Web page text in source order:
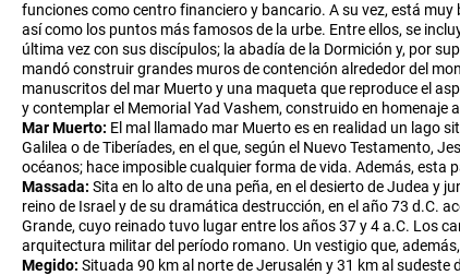
funciones como centro financiero y bancario. A su vez, está
así como los puntos más famosos de la urbe. Entre ellos, se
última vez con sus discípulos; la abadía de la Dormición y, por
mandó construir grandes muros de contención alrededor del
manuscritos del mar Muerto y una maqueta que reproduce el
y contemplar el Memorial Yad Vashem, construido en homenaje
Mar Muerto: El mal llamado mar Muerto es en realidad un lago
Galilea o de Tiberíades, en el que, según el Nuevo Testamento,
océanos; hace imposible cualquier forma de vida. Además,
Massada: Sita en lo alto de una peña, en el desierto de Judea y
reino de Israel y de su dramática destrucción, en el año 73 d.C.
Grande, cuyo reinado tuvo lugar entre los años 37 y 4 a.C. Los
arquitectura militar del período romano. Un vestigio que,
Megido: Situada 90 km al norte de Jerusalén y 31 km al sudeste